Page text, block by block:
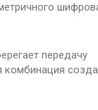
передачу